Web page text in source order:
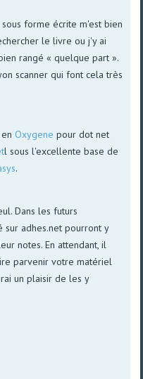
forme écrite m'est bien
le livre ou j'y ai
rangé « quelque part ».
scanner qui font cela très
Oxygene pour dot net
l sous l'excellente base de
.
Dans les futurs
sur adhes.net pourront y
notes. En attendant, il
parvenir votre matériel
un plaisir de les y